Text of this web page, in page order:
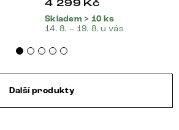
4 299 Kč
Skladem > 10 ks
14. 8. – 19. 8. u vás
Další produkty